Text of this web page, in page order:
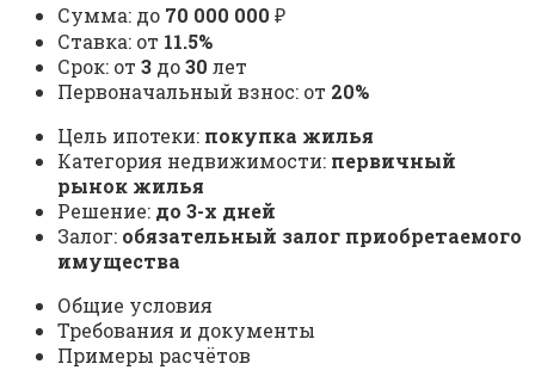
Сумма: до 70 000 000 ₽
Ставка: от 11.5%
Срок: от 3 до30 лет
Первоначальный взнос: от 20%
Цель ипотеки: покупка жилья
Категория недвижимости: первичный
рынок жилья
Решение: до 3-х дней
Залог: обязательный залог приобретаемого
имущества
Общие условия
Требования и документы
Примеры расчётов